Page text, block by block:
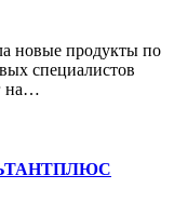
новые продукты по
специалистов
на…